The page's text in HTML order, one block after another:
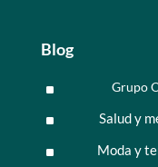
Blog
^ Grupo
^ Salud y
^ Moda y